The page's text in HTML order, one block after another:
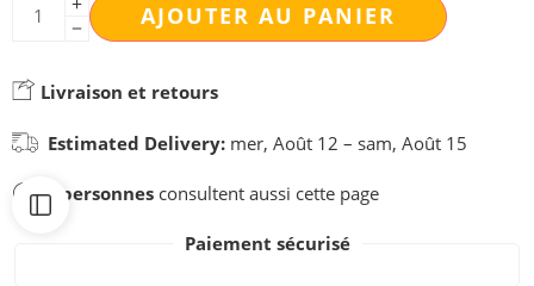
AJOUTER AU PANIER
Livraison et retours
Estimated Delivery: mer, Août 12 – sam, Août 15
6 personnes consultent aussi cette page
Paiement sécurisé